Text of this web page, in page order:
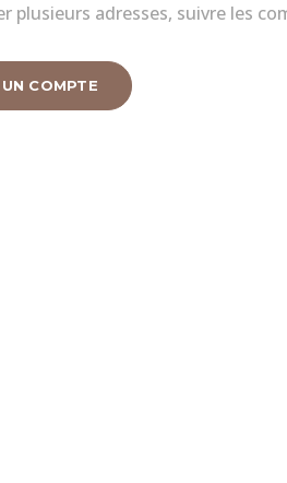
plusieurs adresses, suivre les
COMPTE